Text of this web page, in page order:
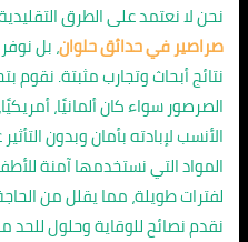
نحن لا نعتمد على الطرق
صراصير في حدائق حلوان، بل
نتائج أبحاث وتجارب مثبتة. نقوم
الصرصور سواء كان ألمانيًا،
الأنسب لإبادته بأمان وبدون
المواد التي نستخدمها آمنة
لفترات طويلة، مما يقلل من
نقدم نصائح للوقاية وحلول للحد